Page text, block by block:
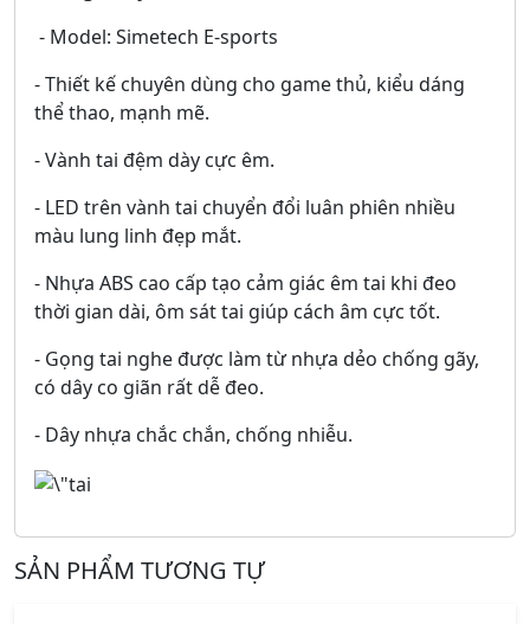
- Model: Simetech E-sports
- Thiết kế chuyên dùng cho game thủ, kiểu dáng
thể thao, mạnh mẽ.
- Vành tai đệm dày cực êm.
- LED trên vành tai chuyển đổi luân phiên nhiều
màu lung linh đẹp mắt.
- Nhựa ABS cao cấp tạo cảm giác êm tai khi đeo
thời gian dài, ôm sát tai giúp cách âm cực tốt.
- Gọng tai nghe được làm từ nhựa dẻo chống gãy,
có dây co giãn rất dễ đeo.
- Dây nhựa chắc chắn, chống nhiễu.
SẢN PHẨM TƯƠNG TỰ